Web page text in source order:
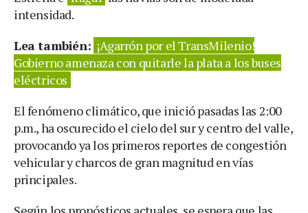
intensidad.
Lea también: ¡Agarrón por el TransMilenio!
Gobierno amenaza con quitarle la plata a los buses
eléctricos
El fenómeno climático, que inició pasadas las 2:00
p.m., ha oscurecido el cielo del sur y centro del valle,
provocando ya los primeros reportes de congestión
vehicular y charcos de gran magnitud en vías
principales.